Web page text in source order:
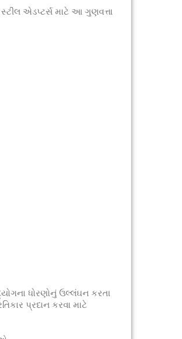
એડપ્ટર્સ માટે આ ગુણવત્તા
ધોરણોનું ઉલ્લંઘન કરતા
પ્રદાન કરવા માટે